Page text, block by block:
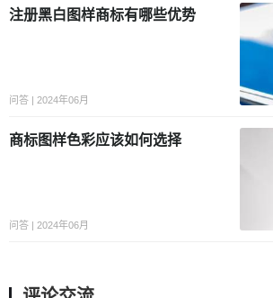
注册黑白图样商标有哪些优势
问答 | 2024年06月
商标图样色彩应该如何选择
问答 | 2024年06月